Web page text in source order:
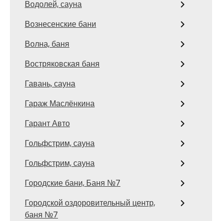
Водолей, сауна
Вознесенские бани
Волна, баня
Востряковская баня
Гавань, сауна
Гараж Маслёнкина
Гарант Авто
Гольфстрим, сауна
Гольфстрим, сауна
Городские бани, Баня №7
Городской оздоровительный центр,
баня №7